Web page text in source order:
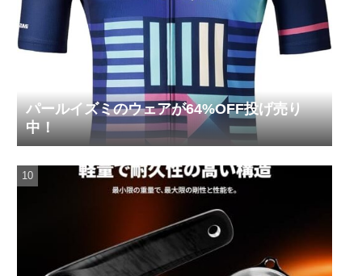
パールイズミのウェアが64%OFF投げ売り
中！